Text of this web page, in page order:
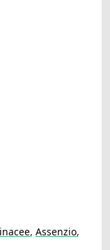
, Assenzio,